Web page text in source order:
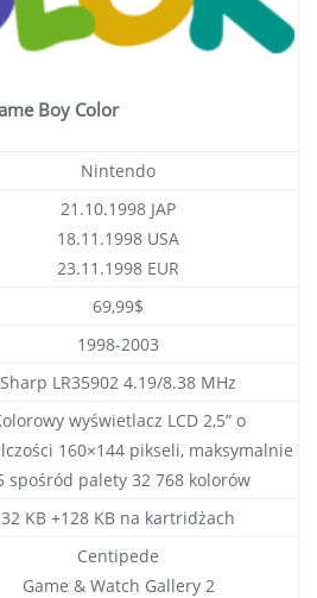
Boy Color
Nintendo
21.10.1998 JAP
18.11.1998 USA
23.11.1998 EUR
69,99$
1998-2003
Sharp LR35902 4.19/8.38 MHz
wyświetlacz LCD 2,5” o
160×144 pikseli, maksymalnie
spośród palety 32 768 kolorów
32 KB +128 KB na kartridżach
Centipede
Game & Watch Gallery 2